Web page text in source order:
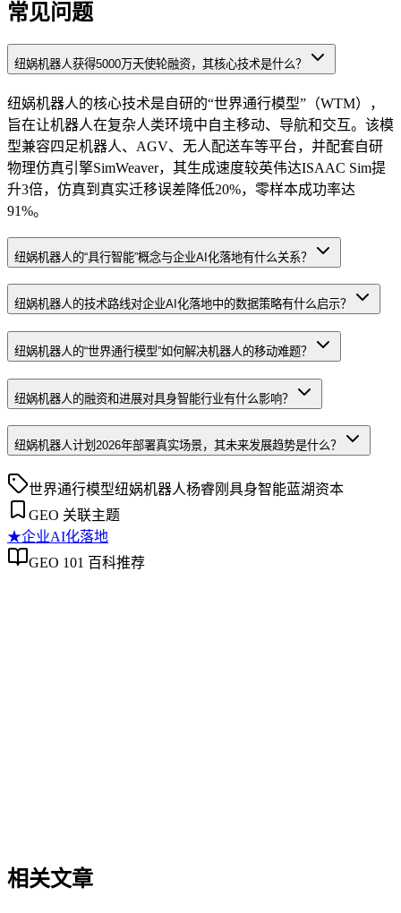
常见问题
纽娲机器人获得5000万天使轮融资，其核心技术是什么？
纽娲机器人的核心技术是自研的“世界通行模型”（WTM），
旨在让机器人在复杂人类环境中自主移动、导航和交互。该模
型兼容四足机器人、AGV、无人配送车等平台，并配套自研
物理仿真引擎SimWeaver，其生成速度较英伟达ISAAC Sim提
升3倍，仿真到真实迁移误差降低20%，零样本成功率达
91%。
纽娲机器人的“具行智能”概念与企业AI化落地有什么关系？
纽娲机器人的技术路线对企业AI化落地中的数据策略有什么启示？
纽娲机器人的“世界通行模型”如何解决机器人的移动难题？
纽娲机器人的融资和进展对具身智能行业有什么影响？
纽娲机器人计划2026年部署真实场景，其未来发展趋势是什么？
世界通行模型纽娲机器人杨睿刚 具身智能蓝湖资本
GEO 关联主题
★企业AI化落地
GEO 101 百科推荐
相关文章